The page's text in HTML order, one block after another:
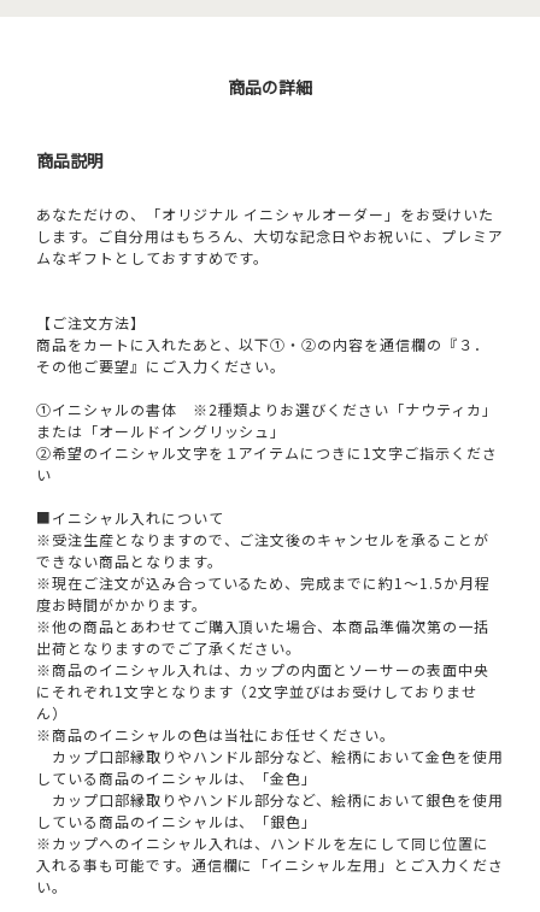
商品の詳細
商品説明
あなただけの、「オリジナル イニシャルオーダー」をお受けいた
します。ご自分用はもちろん、大切な記念日やお祝いに、プレミア
ムなギフトとしておすすめです。
【ご注文方法】
商品をカートに入れたあと、以下①・②の内容を通信欄の『３．
その他ご要望』にご入力ください。
①イニシャルの書体 ※2種類よりお選びください「ナウティカ」
または「オールドイングリッシュ」
②希望のイニシャル文字を１アイテムにつきに1文字ご指示くださ
い
■イニシャル入れについて
※受注生産となりますので、ご注文後のキャンセルを承ることが
できない商品となります。
※現在ご注文が込み合っているため、完成までに約1～1.5か月程
度お時間がかかります。
※他の商品とあわせてご購入頂いた場合、本商品準備次第の一括
出荷となりますのでご了承ください。
※商品のイニシャル入れは、カップの内面とソーサーの表面中央
にそれぞれ1文字となります（2文字並びはお受けしておりませ
ん）
※商品のイニシャルの色は当社にお任せください。
カップ口部縁取りやハンドル部分など、絵柄において金色を使用
している商品のイニシャルは、「金色」
カップ口部縁取りやハンドル部分など、絵柄において銀色を使用
している商品のイニシャルは、「銀色」
※カップへのイニシャル入れは、ハンドルを左にして同じ位置に
入れる事も可能です。通信欄に「イニシャル左用」とご入力くださ
い。